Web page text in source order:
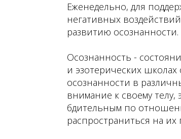
Еженедельно, для
негативных
развитию осознанности.
Осознанность -
и эзотерических школах
осознанности в
внимание к своему
бдительным по
распространиться на